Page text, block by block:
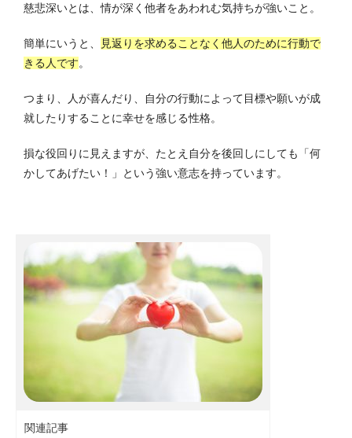
慈悲深いとは、情が深く他者をあわれむ気持ちが強いこと。
簡単にいうと、
見返りを求めることなく他人のために行動で
きる人です。
つまり、人が喜んだり、自分の行動によって目標や願いが成
就したりすることに幸せを感じる性格。
損な役回りに見えますが、たとえ自分を後回しにしても「何
かしてあげたい！」という強い意志を持っています。
関連記事